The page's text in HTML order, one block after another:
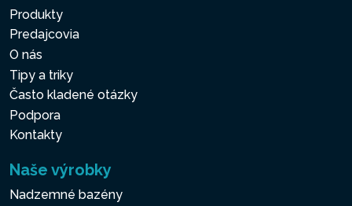
Produkty
Predajcovia
O nás
Tipy a triky
Často kladené otázky
Podpora
Kontakty
Naše výrobky
Nadzemné bazény